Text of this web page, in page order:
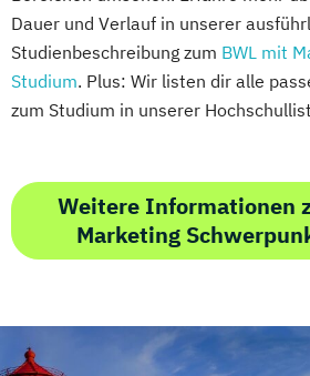
Dauer und Verlauf in unserer
Studienbeschreibung zum BWL mit
Studium. Plus: Wir listen dir alle
zum Studium in unserer
Weitere Informationen
Marketing